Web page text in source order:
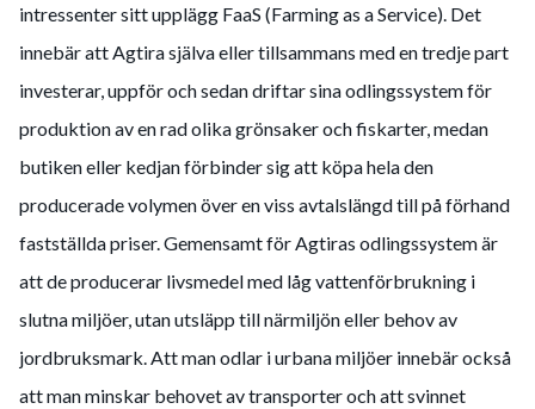
intressenter sitt upplägg FaaS (Farming as a Service). Det
innebär att Agtira själva eller tillsammans med en tredje part
investerar, uppför och sedan driftar sina odlingssystem för
produktion av en rad olika grönsaker och fiskarter, medan
butiken eller kedjan förbinder sig att köpa hela den
producerade volymen över en viss avtalslängd till på förhand
fastställda priser. Gemensamt för Agtiras odlingssystem är
att de producerar livsmedel med låg vattenförbrukning i
slutna miljöer, utan utsläpp till närmiljön eller behov av
jordbruksmark. Att man odlar i urbana miljöer innebär också
att man minskar behovet av transporter och att svinnet